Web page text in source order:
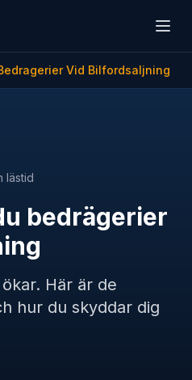
Vid Bilfordsaljning
lästid
bedrägerier
Här är de
hur du skyddar dig